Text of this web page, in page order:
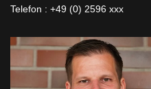
Telefon : +49 (0) 2596 xxx